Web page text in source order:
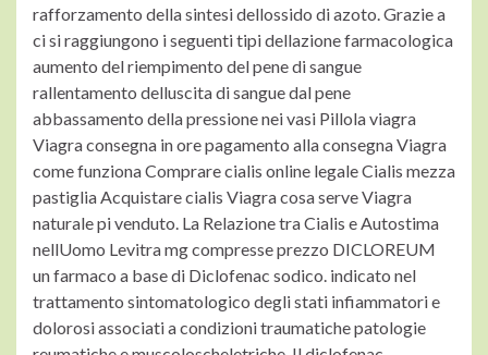
rafforzamento della sintesi dellossido di azoto. Grazie a
ci si raggiungono i seguenti tipi dellazione farmacologica
aumento del riempimento del pene di sangue
rallentamento delluscita di sangue dal pene
abbassamento della pressione nei vasi Pillola viagra
Viagra consegna in ore pagamento alla consegna Viagra
come funziona Comprare cialis online legale Cialis mezza
pastiglia Acquistare cialis Viagra cosa serve Viagra
naturale pi venduto. La Relazione tra Cialis e Autostima
nellUomo Levitra mg compresse prezzo DICLOREUM
un farmaco a base di Diclofenac sodico. indicato nel
trattamento sintomatologico degli stati infiammatori e
dolorosi associati a condizioni traumatiche patologie